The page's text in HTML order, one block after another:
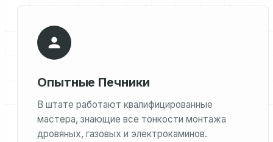
Опытные Печники
В штате работают квалифицированные
мастера, знающие все тонкости монтажа
дровяных, газовых и электрокаминов.